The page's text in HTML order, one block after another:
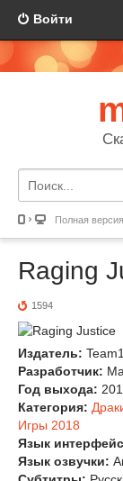
Войти
Полная
Raging
1594
Издатель:
Разработчик:
Год выхода:
Категория:
Игры 2018
Язык
Язык озвучки: